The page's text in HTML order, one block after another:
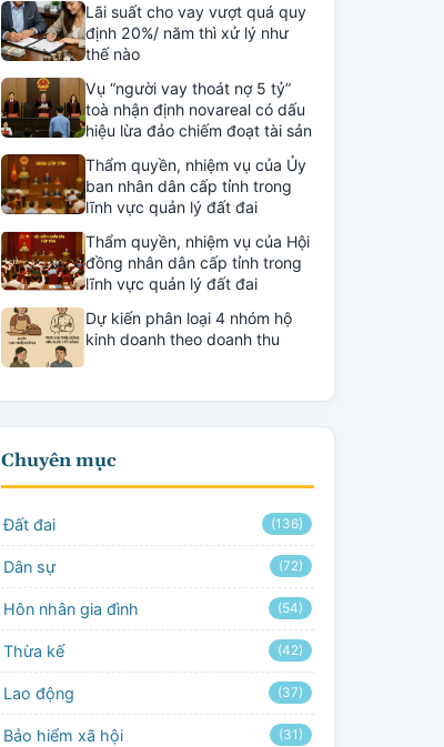
Lãi suất cho vay vượt quá quy
định 20%/ năm thì xử lý như
thế nào
Vụ “người vay thoát nợ 5 tỷ”
toà nhận định novareal có dấu
hiệu lừa đảo chiếm đoạt tài sản
Thẩm quyền, nhiệm vụ của Ủy
ban nhân dân cấp tỉnh trong
lĩnh vực quản lý đất đai
Thẩm quyền, nhiệm vụ của Hội
đồng nhân dân cấp tỉnh trong
lĩnh vực quản lý đất đai
Dự kiến phân loại 4 nhóm hộ
kinh doanh theo doanh thu
Chuyên mục
Đất đai (136)
Dân sự (72)
Hôn nhân gia đình (54)
Thừa kế (42)
Lao động (37)
Bảo hiểm xã hội (31)